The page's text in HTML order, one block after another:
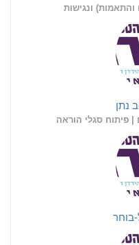
והתאמות) ונגישות
נתן
פיתוח סגלי הוראה
בוחר